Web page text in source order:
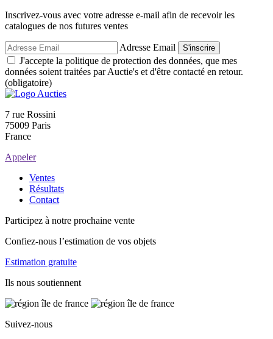
Inscrivez-vous avec votre adresse e-mail afin de recevoir les
catalogues de nos futures ventes
Adresse Email S'inscrire
J'accepte la politique de protection des données, que mes
données soient traitées par Auctie's et d'être contacté en retour.
(obligatoire)
7 rue Rossini
75009 Paris
France
Appeler
Ventes
Résultats
Contact
Participez à notre prochaine vente
Confiez-nous l’estimation de vos objets
Estimation gratuite
Ils nous soutiennent
Suivez-nous